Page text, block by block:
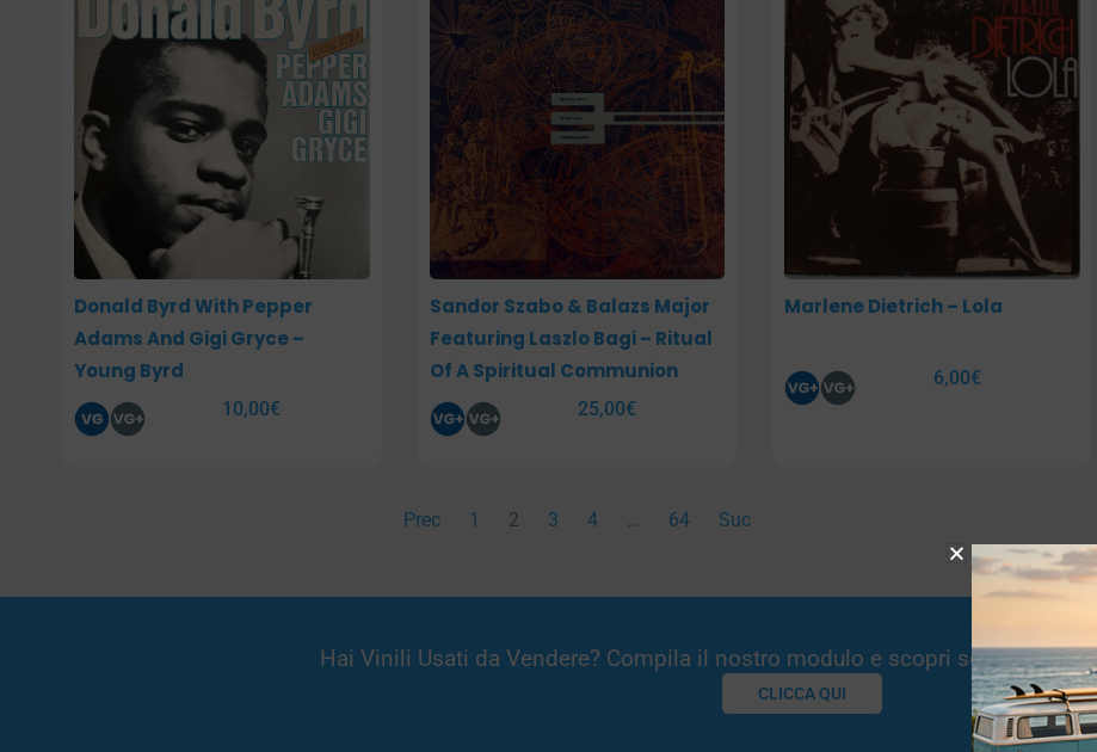
Donald Byrd With Pepper
Adams And Gigi Gryce –
Young Byrd
10,00€
Sandor Szabo & Balazs Major
Featuring Laszlo Bagi – Ritual
Of A Spiritual Communion
25,00€
Marlene Dietrich – Lola
6,00€
Prec 1 2 3 4 64 Suc
Hai Vinili Usati da Vendere? Compila il nostro modulo e scopri se
CLICCA QUI